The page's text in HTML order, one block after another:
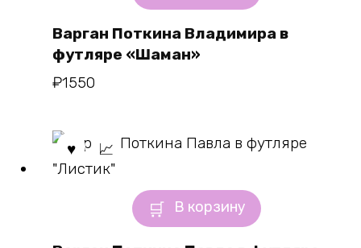
Варган Поткина Владимира в
футляре «Шаман»
₽1550
В корзину